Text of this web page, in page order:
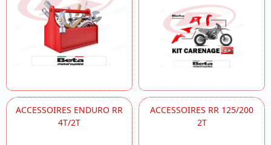
ACCESSOIRES ENDURO RR
4T/2T
ACCESSOIRES RR 125/200
2T